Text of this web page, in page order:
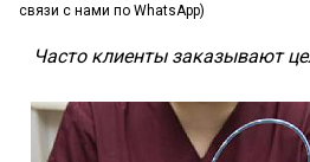
связи с нами по WhatsApp)
Часто клиенты заказывают